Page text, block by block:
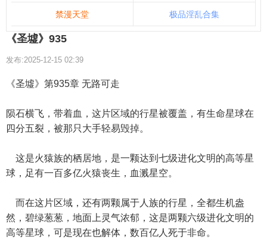
禁漫天堂 极品淫乱合集
《圣墟》935
发布:2025-12-15 02:39
《圣墟》第935章 无路可走
陨石横飞，带着血，这片区域的行星被覆盖，有生命星球在
四分五裂，被那只大手轻易毁掉。
这是火猿族的栖居地，是一颗达到七级进化文明的高等星
球，足有一百多亿火猿丧生，血溅星空。
而在这片区域，还有两颗属于人族的行星，全都生机盎
然，碧绿葱葱，地面上灵气浓郁，这是两颗六级进化文明的
高等星球，可是现在也解体，数百亿人死于非命。